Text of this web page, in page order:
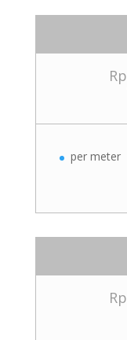
Rp
per meter
Rp